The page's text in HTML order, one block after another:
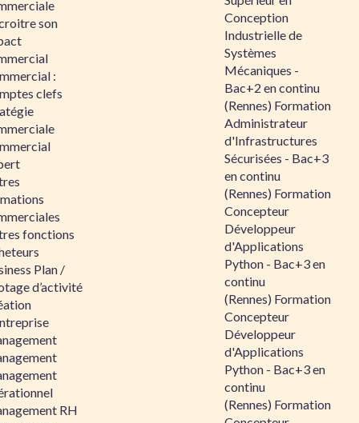
son
:
clefs
fonctions
Plan /
d’activité
RH
Conception
Industrielle de
Systèmes
Mécaniques -
Bac+2 en continu
(Rennes) Formation
Administrateur
d'Infrastructures
Sécurisées - Bac+3
en continu
(Rennes) Formation
Concepteur
Développeur
d'Applications
Python - Bac+3 en
continu
(Rennes) Formation
Concepteur
Développeur
d'Applications
Python - Bac+3 en
continu
(Rennes) Formation